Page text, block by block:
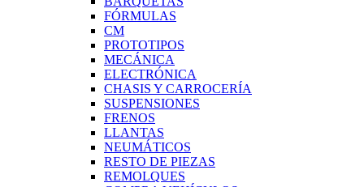
FÓRMULAS
CM
PROTOTIPOS
MECÁNICA
ELECTRÓNICA
CHASIS Y CARROCERÍA
SUSPENSIONES
FRENOS
LLANTAS
NEUMÁTICOS
RESTO DE PIEZAS
REMOLQUES